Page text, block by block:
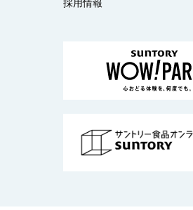
採用情報